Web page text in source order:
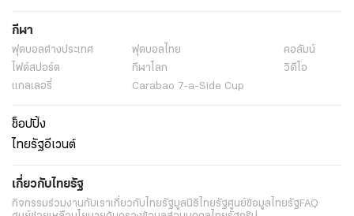
กีฬา
ฟุตบอลต่่างประเทศ ฟุตบอลไทย
คอลัมน์
ไฟต์สปอร์ต
กีฬาโลก
วิดีโอ
แกลเลอรี่
Carabao 7-a-Side Cup
ช็อปปิ้ง
ไทยรัฐอีเวนต์
เกี่ยวกับไทยรัฐ
กิจกรรมร่วมงานกับเราเกี่ยวกับไทยรัฐมูลนิธิไทยรัฐศูนย์ข้อมูลไทยรัฐFAQ